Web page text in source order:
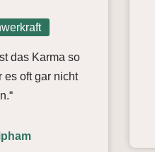
das Karma so
es oft gar nicht